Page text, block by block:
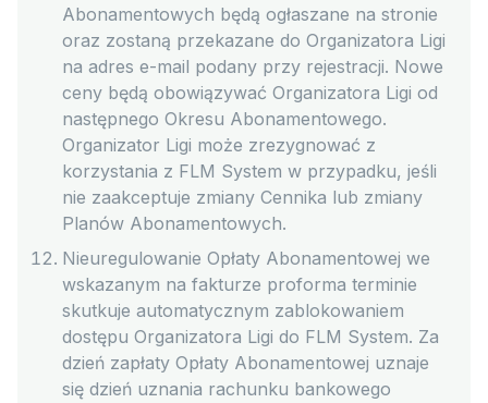
Abonamentowych będą ogłaszane na stronie
oraz zostaną przekazane do Organizatora Ligi
na adres e-mail podany przy rejestracji. Nowe
ceny będą obowiązywać Organizatora Ligi od
następnego Okresu Abonamentowego.
Organizator Ligi może zrezygnować z
korzystania z FLM System w przypadku, jeśli
nie zaakceptuje zmiany Cennika lub zmiany
Planów Abonamentowych.
Nieuregulowanie Opłaty Abonamentowej we
wskazanym na fakturze proforma terminie
skutkuje automatycznym zablokowaniem
dostępu Organizatora Ligi do FLM System. Za
dzień zapłaty Opłaty Abonamentowej uznaje
się dzień uznania rachunku bankowego